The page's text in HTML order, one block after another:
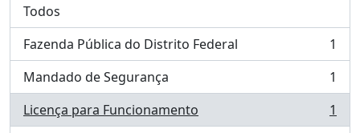
Todos
Fazenda Pública do Distrito Federal
, 1 resultados
1
Mandado de Segurança
, 1 resultados
1
Licença para Funcionamento
, 1 resultados
1